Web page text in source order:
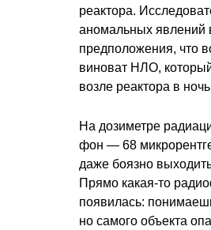
реактора.
аномальных явлений
предположения, что
виноват НЛО,
возле реактора в
На дозиметре
фон — 68
даже боязно
Прямо какая-то
появилась:
но самого объекта